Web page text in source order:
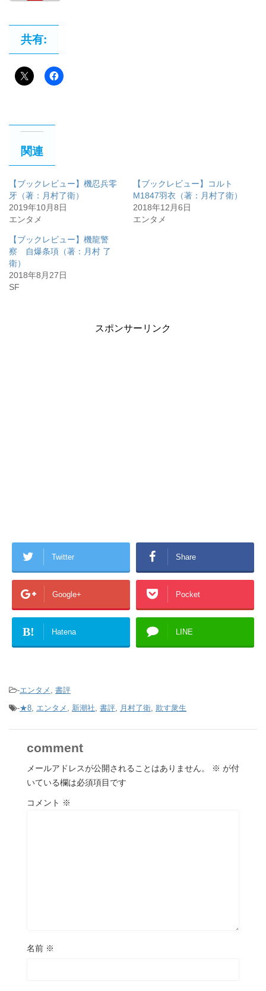
共有:
関連
【ブックレビュー】機忍兵零
牙（著：月村了衛）
2019年10月8日
エンタメ
【ブックレビュー】コルト
M1847羽衣（著：月村了衛）
2018年12月6日
エンタメ
【ブックレビュー】機龍警
察 自爆条項（著：月村 了
衛）
2018年8月27日
SF
スポンサーリンク
Twitter Share
Google+ Pocket
B! Hatena LINE
-エンタメ , 書評
-★8, エンタメ , 新潮社, 書評, 月村了衛, 欺す衆生
comment
メールアドレスが公開されることはありません。 ※ が付
いている欄は必須項目です
コメント ※
名前 ※